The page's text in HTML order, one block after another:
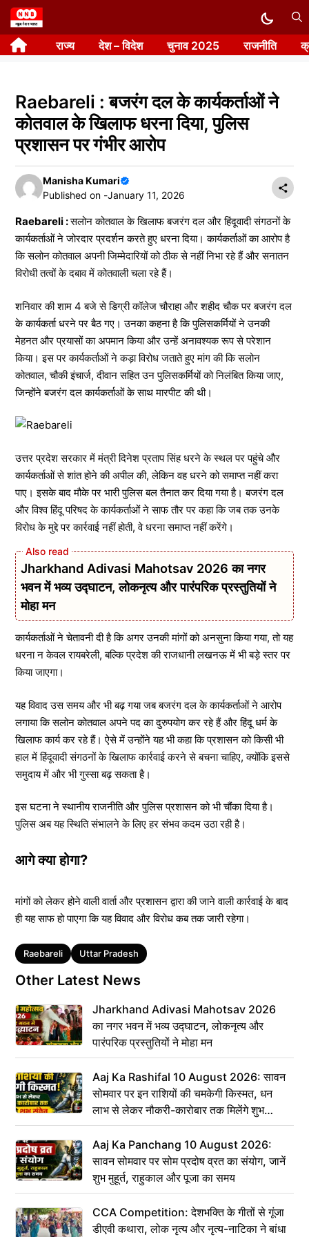
Skip
to
content राज्य देश – विदेश चुनाव 2025 राजनीति
Raebareli : बजरंग दल के कार्यकर्ताओं ने
कोतवाल के खिलाफ धरना दिया, पुलिस
प्रशासन पर गंभीर आरोप
Manisha Kumari
Published on -January 11, 2026
Raebareli :सलोन कोतवाल के खिलाफ बजरंग दल और हिंदूवादी संगठनों के
कार्यकर्ताओं ने जोरदार प्रदर्शन करते हुए धरना दिया। कार्यकर्ताओं का आरोप है
कि सलोन कोतवाल अपनी जिम्मेदारियों को ठीक से नहीं निभा रहे हैं और सनातन
विरोधी तत्वों के दबाव में कोतवाली चला रहे हैं।
शनिवार की शाम 4 बजे से डिग्री कॉलेज चौराहा और शहीद चौक पर बजरंग दल
के कार्यकर्ता धरने पर बैठ गए। उनका कहना है कि पुलिसकर्मियों ने उनकी
मेहनत और प्रयासों का अपमान किया और उन्हें अनावश्यक रूप से परेशान
किया। इस पर कार्यकर्ताओं ने कड़ा विरोध जताते हुए मांग की कि सलोन
कोतवाल, चौकी इंचार्ज, दीवान सहित उन पुलिसकर्मियों को निलंबित किया जाए,
जिन्होंने बजरंग दल कार्यकर्ताओं के साथ मारपीट की थी।
उत्तर प्रदेश सरकार में मंत्री दिनेश प्रताप सिंह धरने के स्थल पर पहुंचे और
कार्यकर्ताओं से शांत होने की अपील की, लेकिन वह धरने को समाप्त नहीं करा
पाए। इसके बाद मौके पर भारी पुलिस बल तैनात कर दिया गया है। बजरंग दल
और विश्व हिंदू परिषद के कार्यकर्ताओं ने साफ तौर पर कहा कि जब तक उनके
विरोध के मुद्दे पर कार्रवाई नहीं होती, वे धरना समाप्त नहीं करेंगे।
Jharkhand Adivasi Mahotsav 2026 का नगर
भवन में भव्य उद्घाटन, लोकनृत्य और पारंपरिक प्रस्तुतियों ने
मोहा मन
कार्यकर्ताओं ने चेतावनी दी है कि अगर उनकी मांगों को अनसुना किया गया, तो यह
धरना न केवल रायबरेली, बल्कि प्रदेश की राजधानी लखनऊ में भी बड़े स्तर पर
किया जाएगा।
यह विवाद उस समय और भी बढ़ गया जब बजरंग दल के कार्यकर्ताओं ने आरोप
लगाया कि सलोन कोतवाल अपने पद का दुरुपयोग कर रहे हैं और हिंदू धर्म के
खिलाफ कार्य कर रहे हैं। ऐसे में उन्होंने यह भी कहा कि प्रशासन को किसी भी
हाल में हिंदूवादी संगठनों के खिलाफ कार्रवाई करने से बचना चाहिए, क्योंकि इससे
समुदाय में और भी गुस्सा बढ़ सकता है।
इस घटना ने स्थानीय राजनीति और पुलिस प्रशासन को भी चौंका दिया है।
पुलिस अब यह स्थिति संभालने के लिए हर संभव कदम उठा रही है।
आगे क्या होगा?
मांगों को लेकर होने वाली वार्ता और प्रशासन द्वारा की जाने वाली कार्रवाई के बाद
ही यह साफ हो पाएगा कि यह विवाद और विरोध कब तक जारी रहेगा।
Tags
Raebareli Uttar Pradesh
Other Latest News
Jharkhand Adivasi Mahotsav 2026
का नगर भवन में भव्य उद्घाटन, लोकनृत्य और
पारंपरिक प्रस्तुतियों ने मोहा मन
Aaj Ka Rashifal 10 August 2026: सावन
सोमवार पर इन राशियों की चमकेगी किस्मत, धन
लाभ से लेकर नौकरी-कारोबार तक मिलेंगे शुभ
संकेत
Aaj Ka Panchang 10 August 2026:
सावन सोमवार पर सोम प्रदोष व्रत का संयोग, जानें
शुभ मुहूर्त, राहुकाल और पूजा का समय
CCA Competition: देशभक्ति के गीतों से गूंजा
डीएवी कथारा, लोक नृत्य और नृत्य-नाटिका ने बांधा